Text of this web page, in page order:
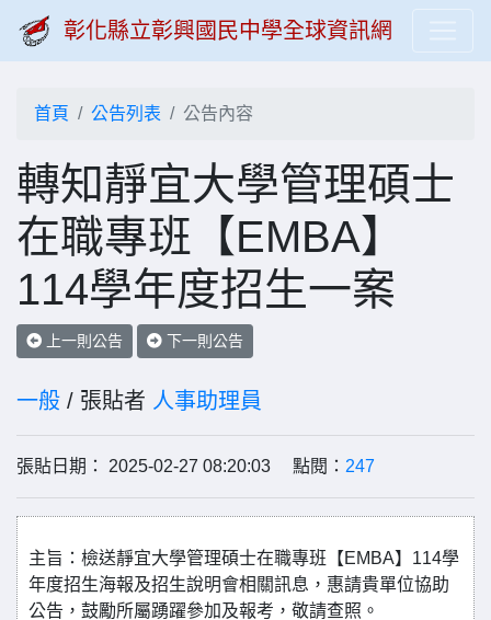
彰化縣立彰興國民中學全球資訊網
首頁 公告列表 公告內容
轉知靜宜大學管理碩士
在職專班【EMBA】
114學年度招生一案
上一則公告 下一則公告
一般 / 張貼者 人事助理員
張貼日期： 2025-02-27 08:20:03 點閱： 247
主旨：檢送靜宜大學管理碩士在職專班【EMBA】114學
年度招生海報及招生說明會相關訊息，惠請貴單位協助
公告，鼓勵所屬踴躍參加及報考，敬請查照。